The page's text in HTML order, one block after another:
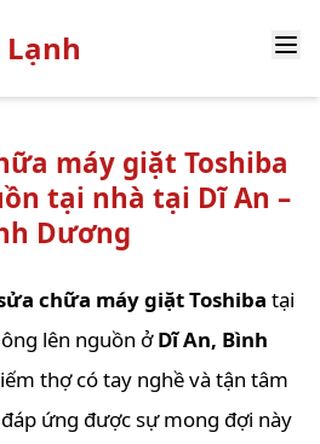
máy giặt Toshiba
tại nhà tại Dĩ An –
Dương
chữa máy giặt Toshiba tại
lên nguồn ởDĩ An, Bình
thợ có tay nghề và tận tâm
ứng được sự mong đợi này